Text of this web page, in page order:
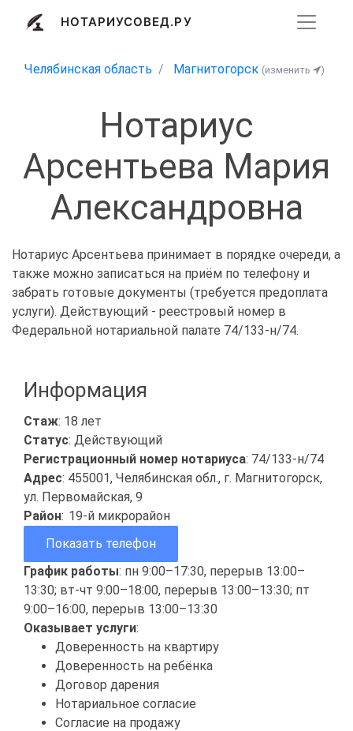
НОТАРИУСОВЕД.РУ
Челябинская область Магнитогорск (изменить )
Нотариус
Арсентьева Мария
Александровна
Нотариус Арсентьева принимает в порядке очереди, а
также можно записаться на приём по телефону и
забрать готовые документы (требуется предоплата
услуги). Действующий - реестровый номер в
Федеральной нотариальной палате 74/133-н/74.
Информация
Стаж: 18 лет
Статус: Действующий
Регистрационный номер нотариуса: 74/133-н/74
Адрес: 455001, Челябинская обл., г. Магнитогорск,
ул. Первомайская, 9
Район: 19-й микрорайон
Показать телефон
График работы: пн 9:00–17:30, перерыв 13:00–
13:30; вт-чт 9:00–18:00, перерыв 13:00–13:30; пт
9:00–16:00, перерыв 13:00–13:30
Оказывает услуги:
Доверенность на квартиру
Доверенность на ребёнка
Договор дарения
Нотариальное согласие
Согласие на продажу